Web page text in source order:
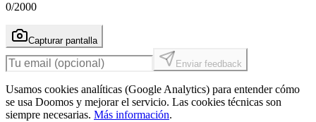
0/2000
Capturar pantalla
Enviar feedback
Usamos cookies analíticas (Google Analytics) para entender cómo
se usa Doomos y mejorar el servicio. Las cookies técnicas son
siempre necesarias. Más información.